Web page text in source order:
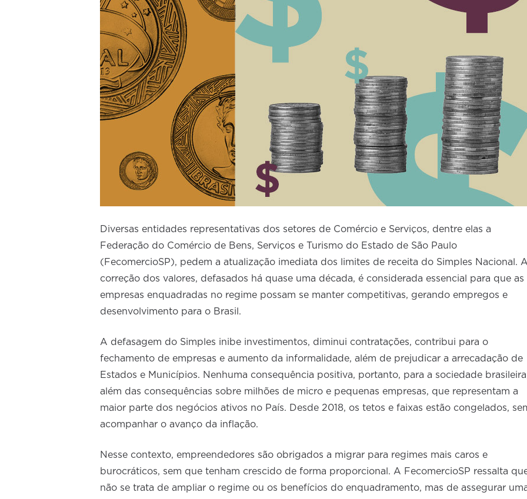
Diversas entidades representativas dos setores de Comércio e Serviços, dentre elas a
Federação do Comércio de Bens, Serviços e Turismo do Estado de São Paulo
(FecomercioSP), pedem a atualização imediata dos limites de receita do Simples Nacional.
correção dos valores, defasados há quase uma década, é considerada essencial para que as
empresas enquadradas no regime possam se manter competitivas, gerando empregos e
desenvolvimento para o Brasil.
A defasagem do Simples inibe investimentos, diminui contratações, contribui para o
fechamento de empresas e aumento da informalidade, além de prejudicar a arrecadação de
Estados e Municípios. Nenhuma consequência positiva, portanto, para a sociedade
além das consequências sobre milhões de micro e pequenas empresas, que representam a
maior parte dos negócios ativos no País. Desde 2018, os tetos e faixas estão congelados,
acompanhar o avanço da inflação.
Nesse contexto, empreendedores são obrigados a migrar para regimes mais caros e
burocráticos, sem que tenham crescido de forma proporcional. A FecomercioSP ressalta
não se trata de ampliar o regime ou os benefícios do enquadramento, mas de assegurar